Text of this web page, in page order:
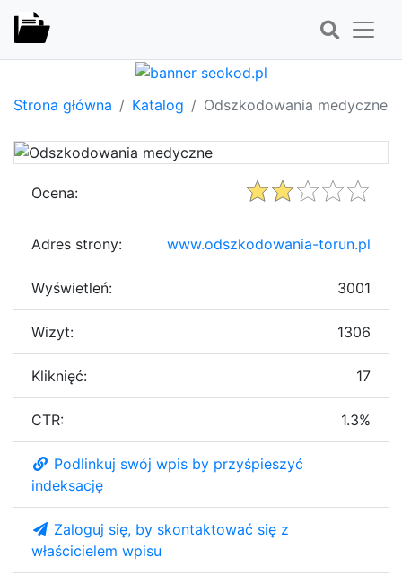
Strona główna Katalog Odszkodowania medyczne
Ocena:
Adres strony: www.odszkodowania-torun.pl
Wyświetleń: 3001
Wizyt: 1306
Kliknięć: 17
CTR: 1.3%
Podlinkuj swój wpis by przyśpieszyć
indeksację
Zaloguj się, by skontaktować się z
właścicielem wpisu